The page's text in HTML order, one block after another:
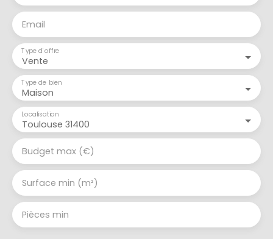
Email
Vente
Type d'offre
Maison
Type de bien
Toulouse 31400
Localisation
Budget max (€)
Surface min (m²)
Pièces min